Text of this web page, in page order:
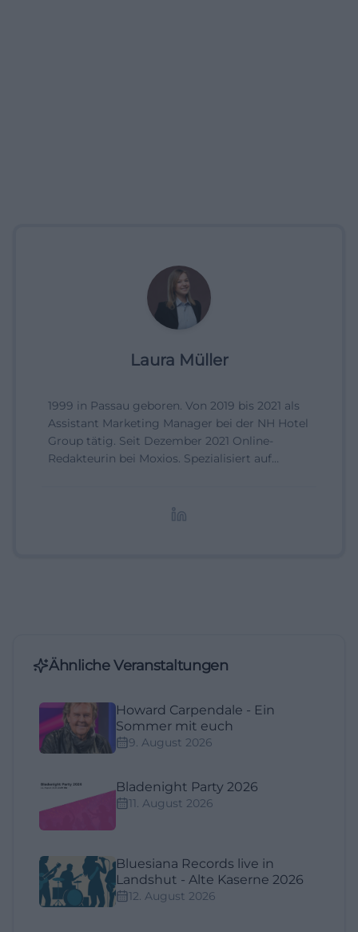
Laura Müller
1999 in Passau geboren. Von 2019 bis 2021 als
Assistant Marketing Manager bei der NH Hotel
Group tätig. Seit Dezember 2021 Online-
Redakteurin bei Moxios. Spezialisiert auf
Ähnliche Veranstaltungen
Howard Carpendale - Ein
Sommer mit euch
9. August 2026
Bladenight Party 2026
11. August 2026
Bluesiana Records live in
Landshut - Alte Kaserne 2026
12. August 2026